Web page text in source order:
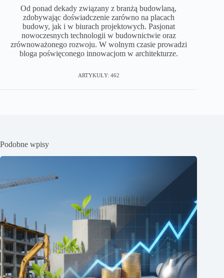
Od ponad dekady związany z branżą budowlaną,
zdobywając doświadczenie zarówno na placach
budowy, jak i w biurach projektowych. Pasjonat
nowoczesnych technologii w budownictwie oraz
zrównoważonego rozwoju. W wolnym czasie prowadzi
bloga poświęconego innowacjom w architekturze.
ARTYKUŁY: 462
Podobne wpisy